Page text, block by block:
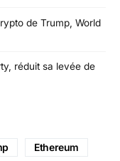
de Trump, World
réduit sa levée de
Ethereum